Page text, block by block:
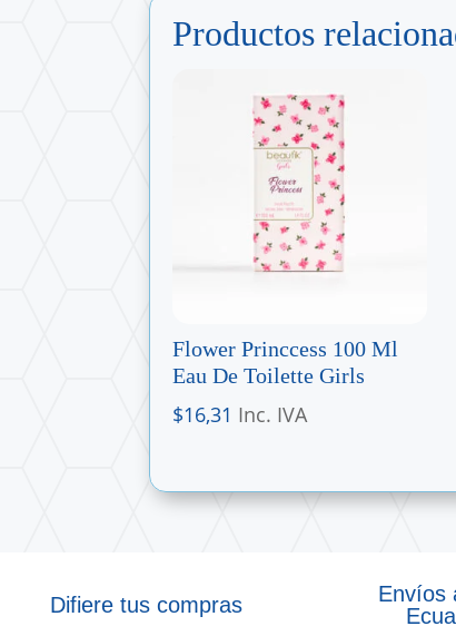
Productos
Flower Princcess 100 Ml
Eau De Toilette Girls
$16,31 Inc. IVA
Difiere tus compras
Envíos